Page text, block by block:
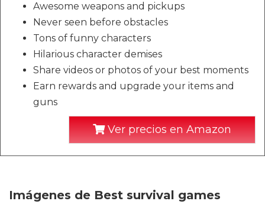
Awesome weapons and pickups
Never seen before obstacles
Tons of funny characters
Hilarious character demises
Share videos or photos of your best moments
Earn rewards and upgrade your items and
guns
Ver precios en Amazon
Imágenes de Best survival games